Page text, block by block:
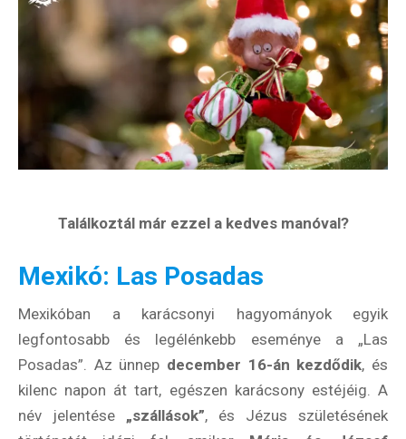
Találkoztál már ezzel a kedves manóval?
Mexikó: Las Posadas
Mexikóban a karácsonyi hagyományok egyik
legfontosabb és legélénkebb eseménye a „Las
Posadas”. Az ünnep december 16-án kezdődik, és
kilenc napon át tart, egészen karácsony estéjéig. A
név jelentése „szállások”, és Jézus születésének